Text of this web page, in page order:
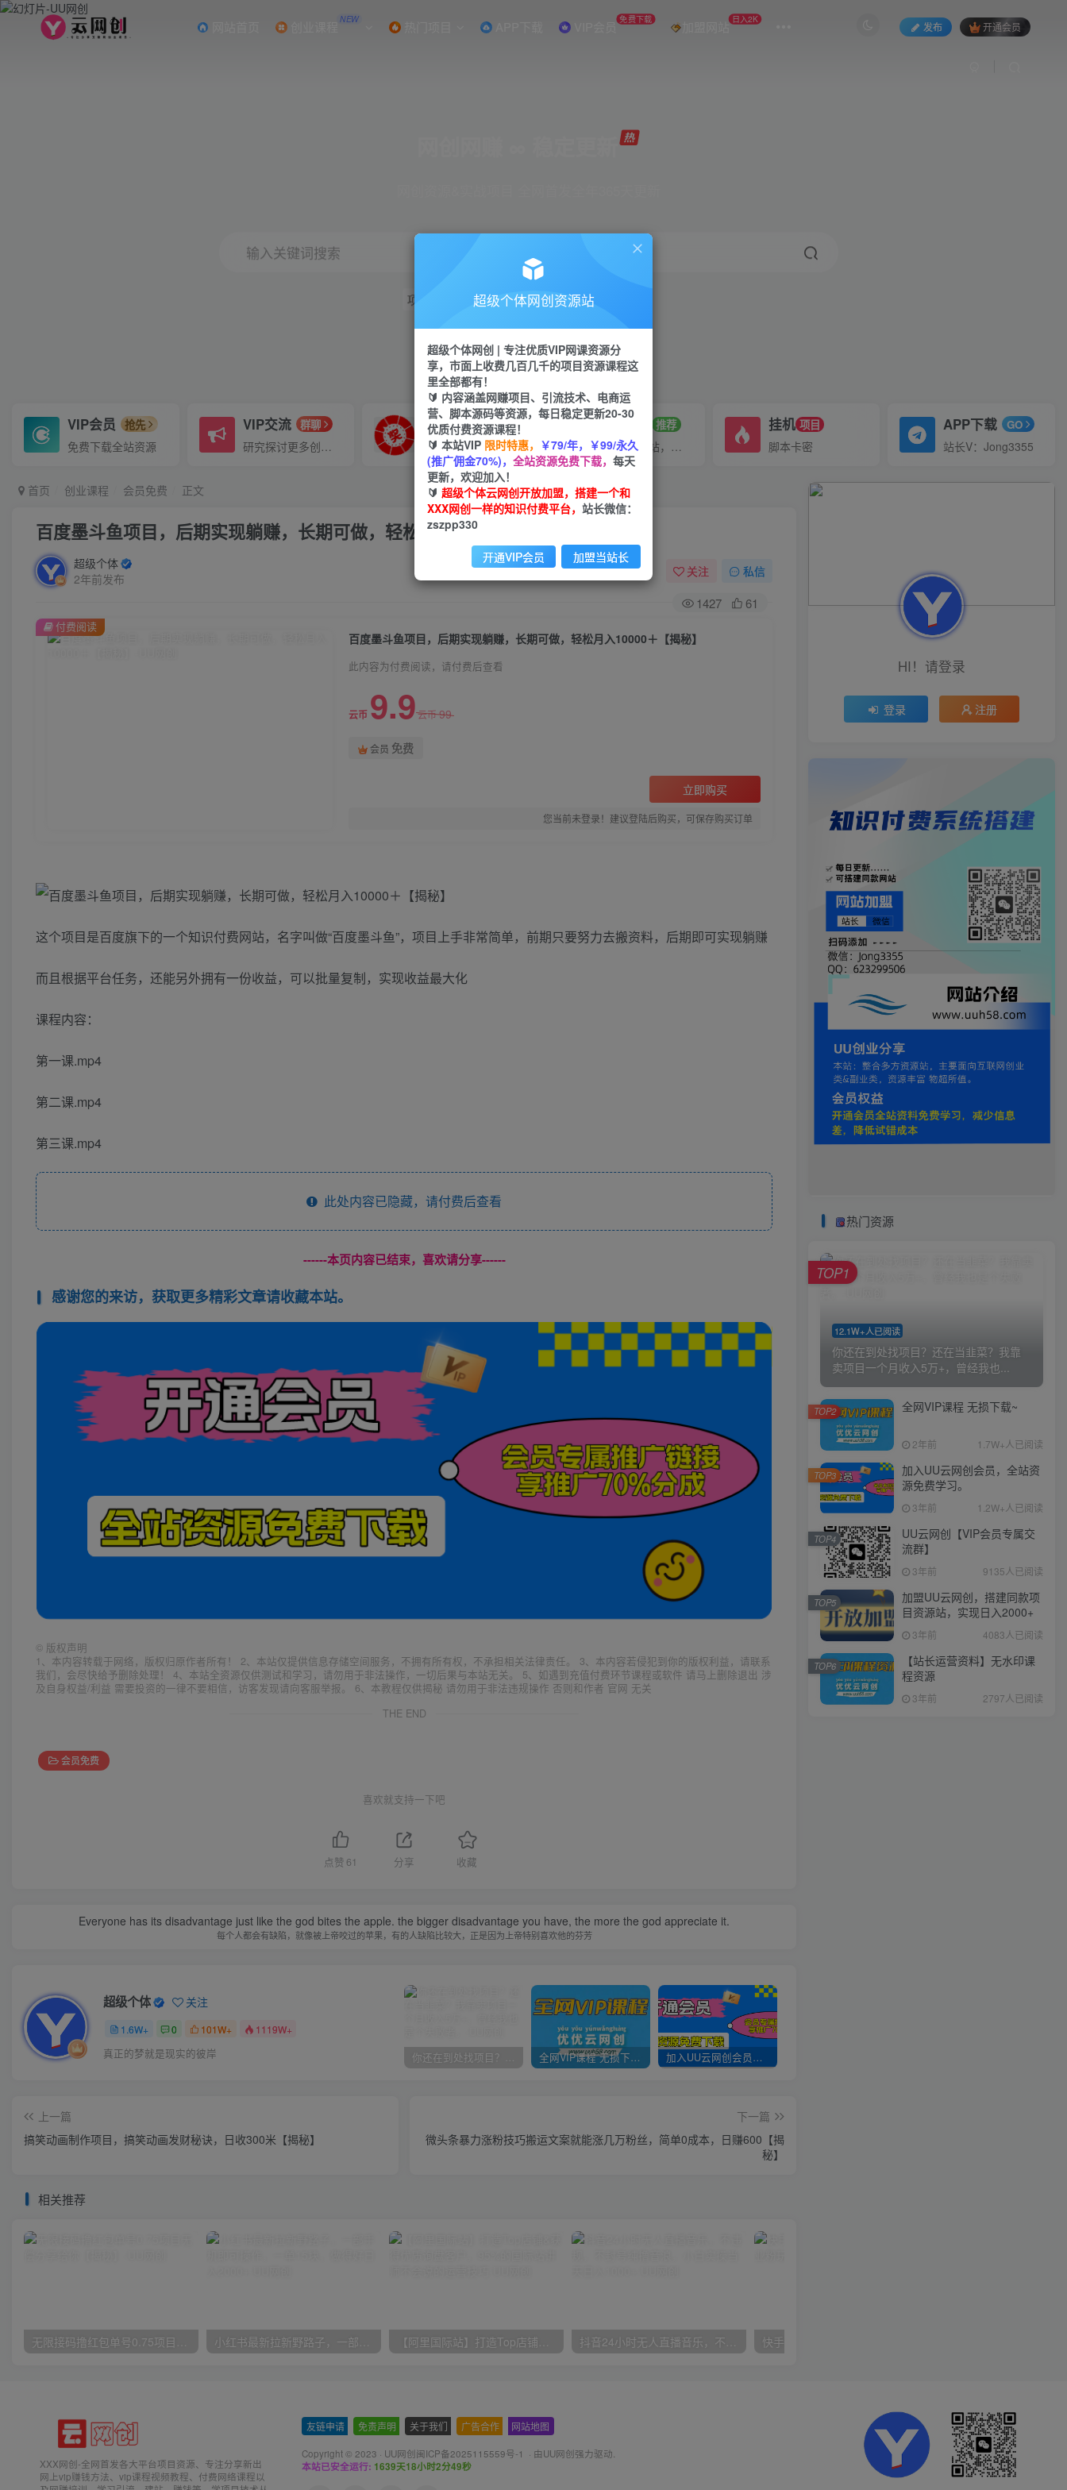
创业课程 NEW 热门项目 APP下载 VIP会员 免费下载 加盟网站 日入2K
发布 开通会员
输入关键词搜索
项目 引流 短视频 小红书
VIP会员 抢先
免费下载全站资源
VIP交流 群聊
研究探讨更多创业项目路子。
VIP推广
70%分佣
会员专属推广链接
招募站长 推荐
搭建同款网站，自己当老板
挂机 项目
脚本卡密
APP下载 GO
站长V：Jong3355
首页 创业课程 会员免费 正文
百度墨斗鱼项目，后期实现躺赚，长期可做，轻松月入10000＋【揭秘】
超级个体
2年前发布
关注 私信
1427 61
百度墨斗鱼项目，后期实现躺赚，长期可做，轻松月入10000＋【揭秘】
此内容为付费阅读，请付费后查看
云币 9.9云币99
会员 免费
立即购买
您当前未登录！建议登陆后购买，可保存购买订单
付费阅读
这个项目是百度旗下的一个知识付费网站，名字叫做“百度墨斗鱼”，项目上手非常简单，前期只要努力去搬资料，后期即可实现躺赚
而且根据平台任务，还能另外拥有一份收益，可以批量复制，实现收益最大化
课程内容：
第一课.mp4
第二课.mp4
第三课.mp4
此处内容已隐藏，请付费后查看
------本页内容已结束，喜欢请分享------
感谢您的来访，获取更多精彩文章请收藏本站。
© 版权声明
1、本内容转载于网络，版权归原作者所有！ 2、本站仅提供信息存储空间服务，不拥有所有权，不承担相关法律责任。 3、本内容若侵犯到你的版权利益，请联系
我们，会尽快给予删除处理！ 4、本站全资源仅供测试和学习，请勿用于非法操作，一切后果与本站无关。 5、如遇到充值付费环节课程或软件 请马上删除退出 涉
及自身权益/利益 需要投资的一律不要相信，访客发现请向客服举报。 6、本教程仅供揭秘 请勿用于非法违规操作 否则和作者 官网 无关
THE END
会员免费
喜欢就支持一下吧
点赞 61 分享 收藏
Everyone has its disadvantage just like the god bites the apple. the bigger disadvantage you have, the more the god appreciate it.
每个人都会有缺陷，就像被上帝咬过的苹果，有的人缺陷比较大，正是因为上帝特别喜欢他的芬芳
超级个体 关注
1.6W+ 0 101W+ 1119W+
真正的梦就是现实的彼岸 你还在到处找项目？还在当韭菜？我靠卖项目一个月收入5万+，曾经我也是个失败者。 全网VIP课程 无损下载~ 加入UU云网创会员，全站资源免费学习。
上一篇
搞笑动画制作项目，搞笑动画发财秘诀，日收300米【揭秘】
下一篇
微头条暴力涨粉技巧搬运文案就能涨几万粉丝，简单0成本，日赚600【揭
秘】
相关推荐
无限接码撸红包单号0.75项目无偿分享给你【揭秘】 小红书最新拉新野路子，一部手机即可操作，一单15块，做得好日入2000+ 【阿里国际站】打造Top店铺&获得优质询盘客户，​95%的国际站讲师不会说的运营技巧 抖音24小时无人直播音乐，不违规，不封号纯撸音浪，小白实操当天日入1000+
HI！请登录
登录 注册
热门资源
12.1W+人已阅读
你还在到处找项目？还在当韭菜？我靠
卖项目一个月收入5万+，曾经我也...
TOP1
全网VIP课程 无损下载~
2年前 1.7W+人已阅读
TOP2
加入UU云网创会员，全站资
源免费学习。
3年前 1.2W+人已阅读
TOP3
UU云网创【VIP会员专属交
流群】
3年前 9135人已阅读
TOP4
加盟UU云网创，搭建同款项
目资源站，实现日入2000+
3年前 4083人已阅读
TOP5
【站长运营资料】无水印课
程资源
3年前 2797人已阅读
TOP6
XXX网创-全网首发各大平台项目资源、专注分享新出
网上vip赚钱方法、vip课程视频教程、付费网络课程以
友链申请 免责声明 关于我们 广告合作 网站地图
Copyright © 2023 · UU网创闽ICP备2025115559号-1 · 由UU网创强力驱动.
本站已安全运行: 1639天18小时2分50秒
超级个体网创资源站
超级个体网创 | 专注优质VIP网课资源分
享，市面上收费几百几千的项目资源课程这
里全部都有！
🔰 内容涵盖网赚项目、引流技术、电商运
营、脚本源码等资源，每日稳定更新20-30
优质付费资源课程！
🔰 本站VIP 限时特惠， ￥79/年，￥99/永久
(推广佣金70%)， 全站资源免费下载， 每天
更新，欢迎加入！
🔰 超级个体云网创开放加盟，搭建一个和
XXX网创一样的知识付费平台， 站长微信：
zszpp330
开通VIP会员 加盟当站长